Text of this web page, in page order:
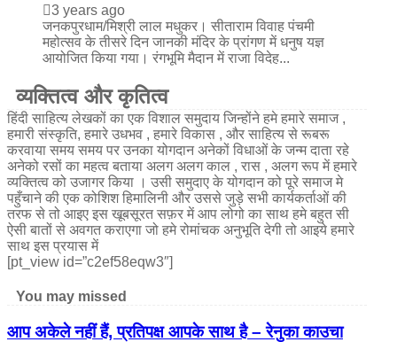
3 years ago
जनकपुरधाम/मिश्री लाल मधुकर। सीताराम विवाह पंचमी
महोत्सव के तीसरे दिन जानकी मंदिर के प्रांगण में धनुष यज्ञ
आयोजित किया गया। रंगभूमि मैदान में राजा विदेह...
व्यक्तित्व और कृतित्व
हिंदी साहित्य लेखकों का एक विशाल समुदाय जिन्होंने हमे हमारे समाज ,
हमारी संस्कृति, हमारे उधभव , हमारे विकास , और साहित्य से रूबरू
करवाया समय समय पर उनका योगदान अनेकों विधाओं के जन्म दाता रहे
अनेको रसों का महत्व बताया अलग अलग काल , रास , अलग रूप में हमारे
व्यक्तित्व को उजागर किया । उसी समुदाए के योगदान को पूरे समाज मे
पहुँचाने की एक कोशिश हिमालिनी और उससे जुड़े सभी कार्यकर्ताओं की
तरफ से तो आइए इस खूबसूरत सफ़र में आप लोगो का साथ हमे बहुत सी
ऐसी बातों से अवगत कराएगा जो हमे रोमांचक अनुभूति देगी तो आइये हमारे
साथ इस प्रयास में
[pt_view id=”c2ef58eqw3″]
You may missed
आप अकेले नहीं हैं, प्रतिपक्ष आपके साथ है – रेनुका काउचा